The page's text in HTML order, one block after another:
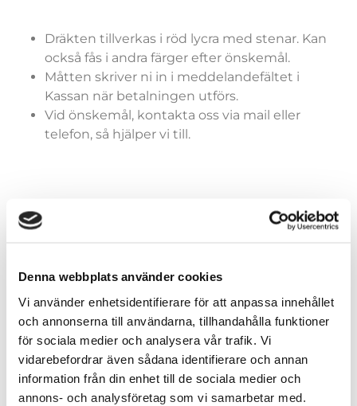
Denna webbplats använder cookies
Vi använder enhetsidentifierare för att anpassa innehållet
och annonserna till användarna, tillhandahålla funktioner
för sociala medier och analysera vår trafik. Vi
vidarebefordrar även sådana identifierare och annan
information från din enhet till de sociala medier och
annons- och analysföretag som vi samarbetar med.
Dräkten tillverkas i röd lycra med stenar. Kan
också fås i andra färger efter önskemål.
Måtten skriver ni in i meddelandefältet i
Kassan när betalningen utförs.
Vid önskemål, kontakta oss via mail eller
telefon, så hjälper vi till.
Storlekar (dräkter)